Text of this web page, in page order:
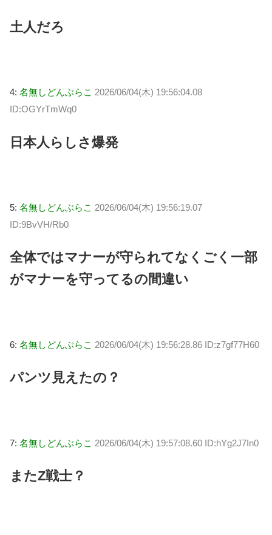
土人だろ
4: 名無しどんぶらこ 2026/06/04(木) 19:56:04.08
ID:OGYrTmWq0
日本人らしさ爆発
5: 名無しどんぶらこ 2026/06/04(木) 19:56:19.07
ID:9BvVH/Rb0
全体ではマナーが守られてなくごく一部
がマナーを守ってるの間違い
6: 名無しどんぶらこ 2026/06/04(木) 19:56:28.86 ID:z7gf77H60
パンツ見えたの？
7: 名無しどんぶらこ 2026/06/04(木) 19:57:08.60 ID:hYg2J7In0
またZ戦士？